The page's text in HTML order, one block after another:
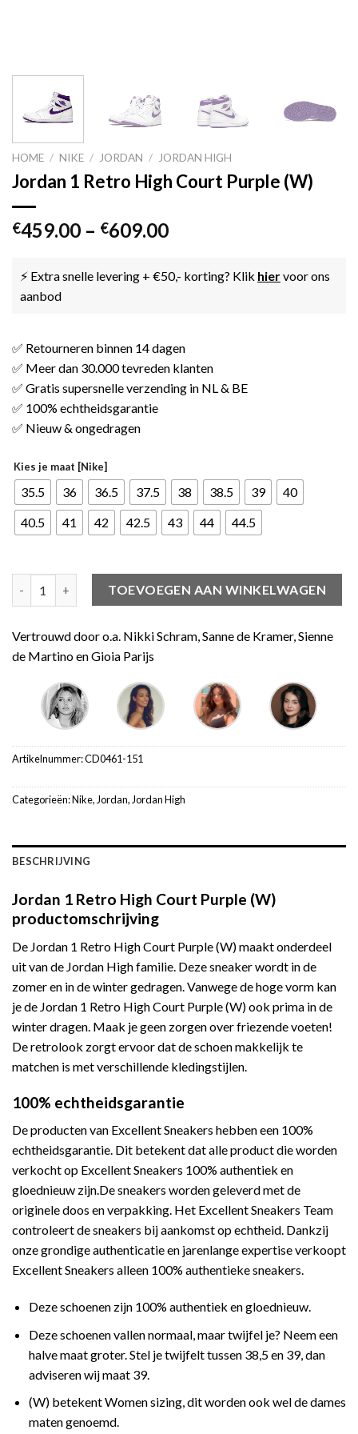
HOME / NIKE / JORDAN / JORDAN HIGH
Jordan 1 Retro High Court Purple (W)
€459.00 – €609.00
⚡ Extra snelle levering + €50,- korting? Klik hiervoor ons
aanbod
✅ Retourneren binnen 14 dagen
✅ Meer dan 30.000 tevreden klanten
✅ Gratis supersnelle verzending in NL & BE
✅ 100% echtheidsgarantie
✅ Nieuw & ongedragen
Kies je maat [Nike]
35.5 36 36.5 37.5 38 38.5 39
40
40.5
41 42 42.5 43 44 44.5
Jordan 1 Retro High Court Purple (W) aantal
TOEVOEGEN AAN WINKELWAGEN
Vertrouwd door o.a. Nikki Schram, Sanne de Kramer, Sienne
de Martino en Gioia Parijs
Artikelnummer:CD0461-151
Categorieën:Nike, Jordan, Jordan High
BESCHRIJVING
Jordan 1 Retro High Court Purple (W)
productomschrijving
De Jordan 1 Retro High Court Purple (W) maakt onderdeel
uit van de Jordan High familie. Deze sneaker wordt in de
zomer en in de winter gedragen. Vanwege de hoge vorm kan
je de Jordan 1 Retro High Court Purple (W) ook prima in de
winter dragen. Maak je geen zorgen over friezende voeten!
De retrolook zorgt ervoor dat de schoen makkelijk te
matchen is met verschillende kledingstijlen.
100% echtheidsgarantie
De producten van Excellent Sneakers hebben een 100%
echtheidsgarantie. Dit betekent dat alle product die worden
verkocht op Excellent Sneakers 100% authentiek en
gloednieuw zijn.De sneakers worden geleverd met de
originele doos en verpakking. Het Excellent Sneakers Team
controleert de sneakers bij aankomst op echtheid. Dankzij
onze grondige authenticatie en jarenlange expertise verkoopt
Excellent Sneakers alleen 100% authentieke sneakers.
Deze schoenen zijn 100% authentiek en gloednieuw.
Deze schoenen vallen normaal, maar twijfel je? Neem een
halve maat groter. Stel je twijfelt tussen 38,5 en 39, dan
adviseren wij maat 39.
(W) betekent Women sizing, dit worden ook wel de dames
maten genoemd.